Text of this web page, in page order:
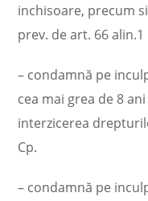
inchisoare, precum
prev. de art. 66 alin.1
– condamnă pe
cea mai grea de 8
interzicerea
Cp.
– condamnă pe